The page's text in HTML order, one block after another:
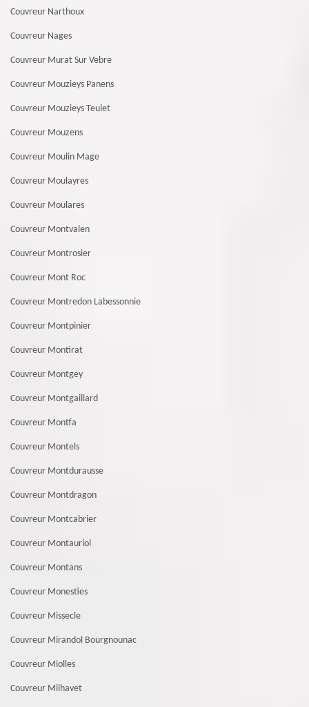
Couvreur Narthoux
Couvreur Nages
Couvreur Murat Sur Vebre
Couvreur Mouzieys Panens
Couvreur Mouzieys Teulet
Couvreur Mouzens
Couvreur Moulin Mage
Couvreur Moulayres
Couvreur Moulares
Couvreur Montvalen
Couvreur Montrosier
Couvreur Mont Roc
Couvreur Montredon Labessonnie
Couvreur Montpinier
Couvreur Montirat
Couvreur Montgey
Couvreur Montgaillard
Couvreur Montfa
Couvreur Montels
Couvreur Montdurausse
Couvreur Montdragon
Couvreur Montcabrier
Couvreur Montauriol
Couvreur Montans
Couvreur Monesties
Couvreur Missecle
Couvreur Mirandol Bourgnounac
Couvreur Miolles
Couvreur Milhavet